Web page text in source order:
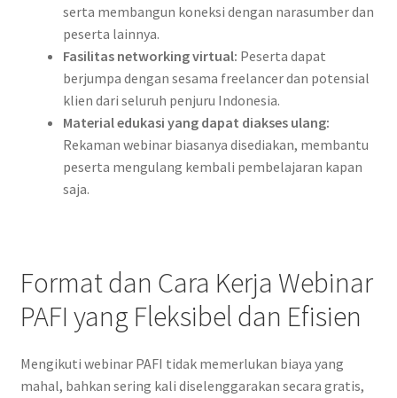
serta membangun koneksi dengan narasumber dan
peserta lainnya.
Fasilitas networking virtual: Peserta dapat
berjumpa dengan sesama freelancer dan potensial
klien dari seluruh penjuru Indonesia.
Material edukasi yang dapat diakses ulang:
Rekaman webinar biasanya disediakan, membantu
peserta mengulang kembali pembelajaran kapan
saja.
Format dan Cara Kerja Webinar
PAFI yang Fleksibel dan Efisien
Mengikuti webinar PAFI tidak memerlukan biaya yang
mahal, bahkan sering kali diselenggarakan secara gratis,